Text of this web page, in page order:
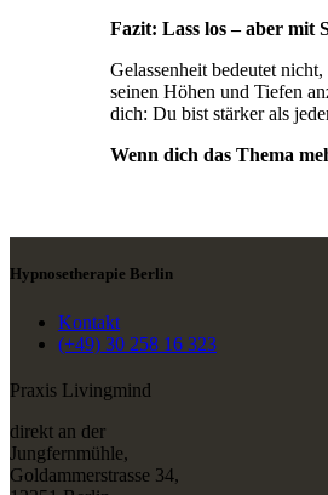
Fazit: Lass los – aber mit
Gelassenheit bedeutet
seinen Höhen und Tiefen
dich: Du bist stärker als
Wenn dich das Thema
Hypnosetherapie Berlin
Kontakt
(+49) 30 258 16 323
Praxis Livingmind
direkt an der
Jungfernmühle,
Goldammerstrasse 34,